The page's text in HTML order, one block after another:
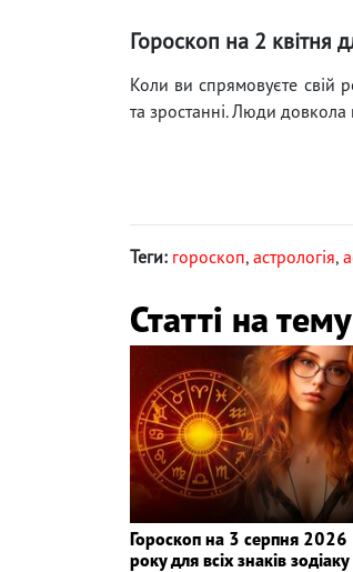
Гороскоп на 2 квітня
Коли ви спрямовуєте свій
та зростанні. Люди довкола
Теги: гороскоп, астрологія,
Статті на тему
Гороскоп на 3 серпня 2026
року для всіх знаків зодіаку